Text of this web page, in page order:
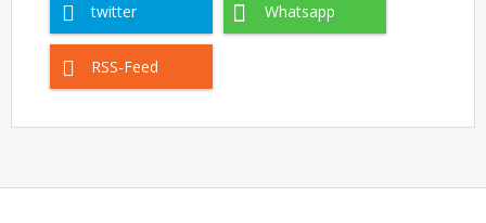
twitter Whatsapp
RSS-Feed